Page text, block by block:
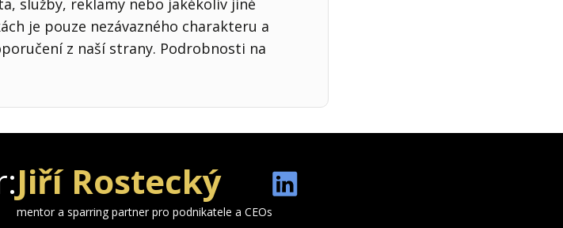
služby, reklamy nebo jakékoliv jiné
je pouze nezávazného charakteru a
z naší strany. Podrobnosti na
Jiří Rostecký
mentor a sparring partner pro podnikatele a CEOs